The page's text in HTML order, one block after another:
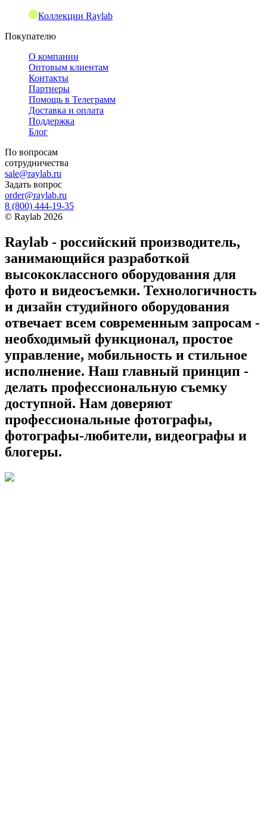
Коллекции Raylab
Покупателю
О компании
Оптовым клиентам
Контакты
Партнеры
Помощь в Телеграмм
Доставка и оплата
Поддержка
Блог
По вопросам
сотрудничества
sale@raylab.ru
Задать вопрос
order@raylab.ru
8 (800) 444-19-35
© Raylab 2026
Raylab - российский производитель,
занимающийся разработкой
высококлассного оборудования для
фото и видеосъемки. Технологичность
и дизайн студийного оборудования
отвечает всем современным запросам -
необходимый функционал, простое
управление, мобильность и стильное
исполнение. Наш главный принцип -
делать профессиональную съемку
доступной. Нам доверяют
профессиональные фотографы,
фотографы-любители, видеографы и
блогеры.